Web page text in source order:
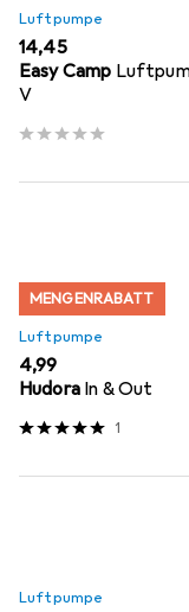
Luftpumpe
EUR
14,45
Easy Camp
V
MENGENRABATT
Luftpumpe
EUR
4,99
Hudora In & Out
1
Luftpumpe